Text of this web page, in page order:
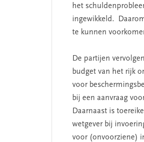
het
ingewikkeld.
te kunnen
De partijen
budget van het rijk
voor
bij een aanvraag
Daarnaast is
wetgever bij
voor (onvoorziene)
missie van Segment